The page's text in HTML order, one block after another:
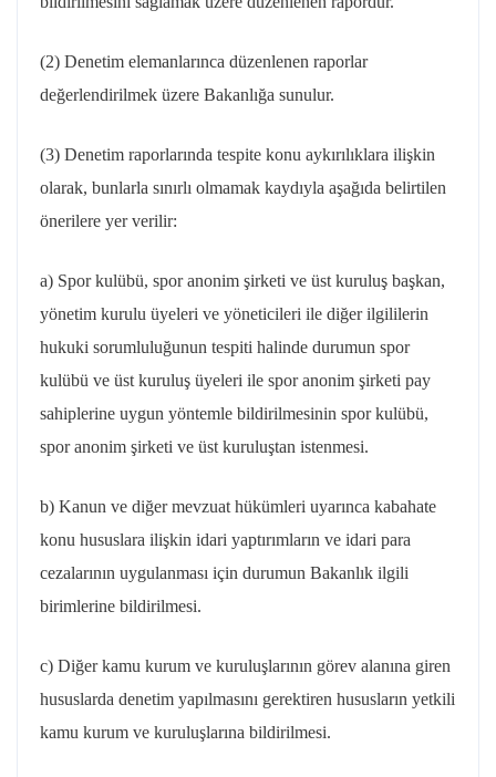
(2) Denetim elemanlarınca düzenlenen raporlar
değerlendirilmek üzere Bakanlığa sunulur.
(3) Denetim raporlarında tespite konu aykırılıklara ilişkin
olarak, bunlarla sınırlı olmamak kaydıyla aşağıda belirtilen
önerilere yer verilir:
a) Spor kulübü, spor anonim şirketi ve üst kuruluş başkan,
yönetim kurulu üyeleri ve yöneticileri ile diğer ilgililerin
hukuki sorumluluğunun tespiti halinde durumun spor
kulübü ve üst kuruluş üyeleri ile spor anonim şirketi pay
sahiplerine uygun yöntemle bildirilmesinin spor kulübü,
spor anonim şirketi ve üst kuruluştan istenmesi.
b) Kanun ve diğer mevzuat hükümleri uyarınca kabahate
konu hususlara ilişkin idari yaptırımların ve idari para
cezalarının uygulanması için durumun Bakanlık ilgili
birimlerine bildirilmesi.
c) Diğer kamu kurum ve kuruluşlarının görev alanına giren
hususlarda denetim yapılmasını gerektiren hususların yetkili
kamu kurum ve kuruluşlarına bildirilmesi.